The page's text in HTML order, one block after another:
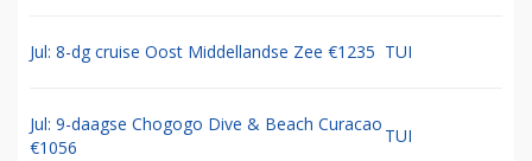
Jul: 8-dg cruise Oost Middellandse Zee €1235 TUI
Jul: 9-daagse Chogogo Dive & Beach Curacao
€1056
TUI